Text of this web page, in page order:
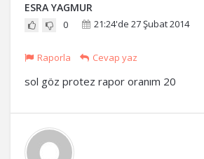
ESRA YAGMUR
0 21:24'de 27 Şubat 2014
Raporla Cevap yaz
sol göz protez rapor oranım 20